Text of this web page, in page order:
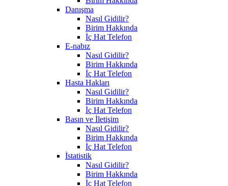
Danışma
Nasıl Gidilir?
Birim Hakkında
İç Hat Telefon
E-nabız
Nasıl Gidilir?
Birim Hakkında
İç Hat Telefon
Hasta Hakları
Nasıl Gidilir?
Birim Hakkında
İç Hat Telefon
Basın ve İletişim
Nasıl Gidilir?
Birim Hakkında
İç Hat Telefon
İstatistik
Nasıl Gidilir?
Birim Hakkında
İç Hat Telefon